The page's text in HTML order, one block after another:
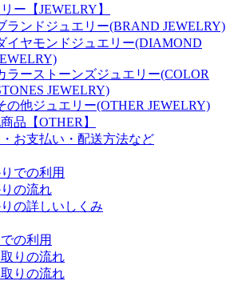
ー【JEWELRY】
ランドジュエリー(BRAND JEWELRY)
イヤモンドジュエリー(DIAMOND
ラーストーンズジュエリー(COLOR
JEWELRY)
の他ジュエリー(OTHER JEWELRY)
品【OTHER】
お支払い・配送方法など
での利用
の流れ
の詳しいしくみ
の利用
りの流れ
りの流れ